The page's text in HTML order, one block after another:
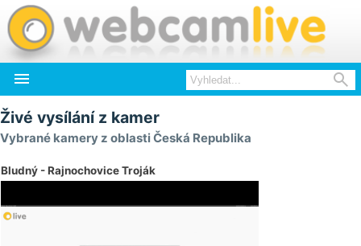
 
Živé vysílání z kamer
Vybrané kamery z oblasti Česká Republika
Bludný - Rajnochovice Troják